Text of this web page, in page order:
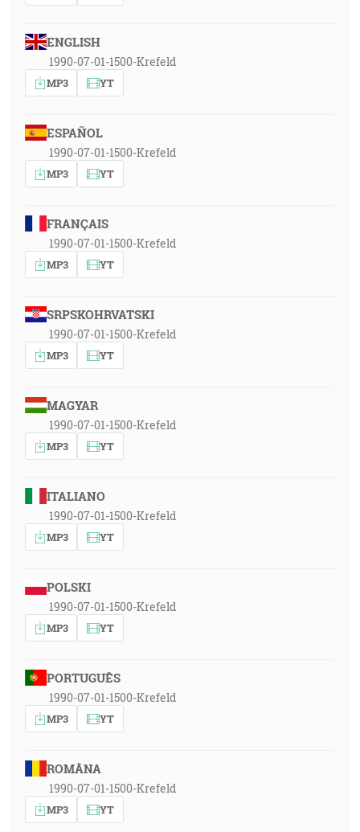
ENGLISH
1990-07-01-1500-Krefeld
MP3 YT
ESPAÑOL
1990-07-01-1500-Krefeld
MP3 YT
FRANÇAIS
1990-07-01-1500-Krefeld
MP3 YT
SRPSKOHRVATSKI
1990-07-01-1500-Krefeld
MP3 YT
MAGYAR
1990-07-01-1500-Krefeld
MP3 YT
ITALIANO
1990-07-01-1500-Krefeld
MP3 YT
POLSKI
1990-07-01-1500-Krefeld
MP3 YT
PORTUGUÊS
1990-07-01-1500-Krefeld
MP3 YT
ROMÂNA
1990-07-01-1500-Krefeld
MP3 YT